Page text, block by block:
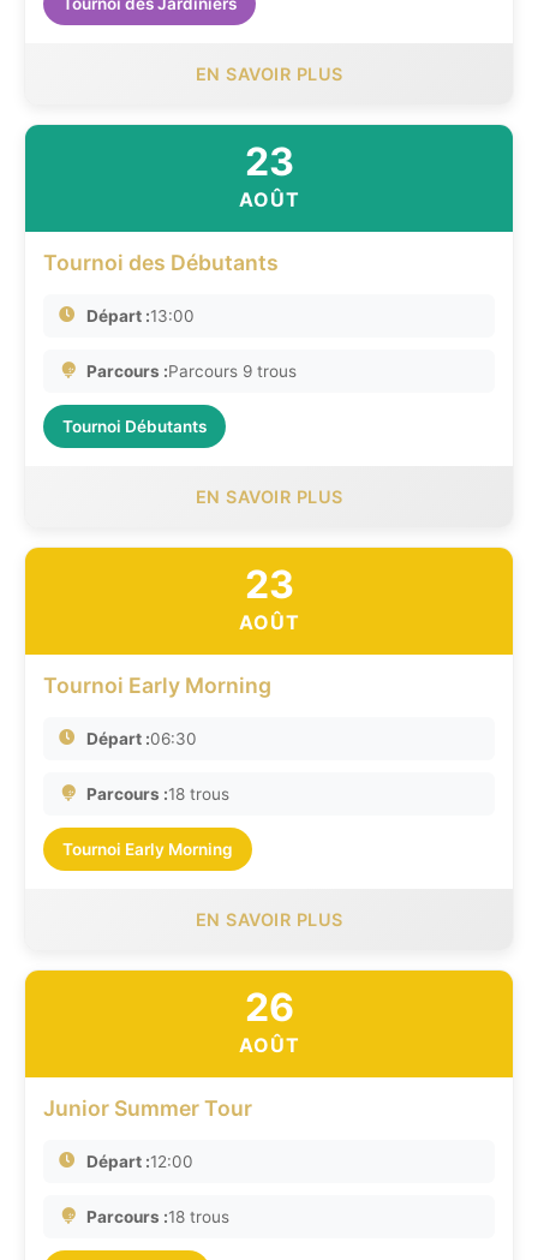
EN SAVOIR PLUS
23
AOÛT
Tournoi des Débutants
Départ :13:00
Parcours :Parcours 9 trous
Tournoi Débutants
EN SAVOIR PLUS
23
AOÛT
Tournoi Early Morning
Départ :06:30
Parcours :18 trous
Tournoi Early Morning
EN SAVOIR PLUS
26
AOÛT
Junior Summer Tour
Départ :12:00
Parcours :18 trous